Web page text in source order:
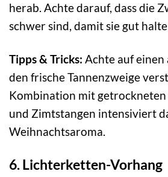
herab. Achte darauf, dass die
schwer sind, damit sie gut
Tipps & Tricks: Achte auf einen
den frische Tannenzweige
Kombination mit getrockneten
und Zimtstangen intensiviert
Weihnachtsaroma.
6. Lichterketten-Vorhang